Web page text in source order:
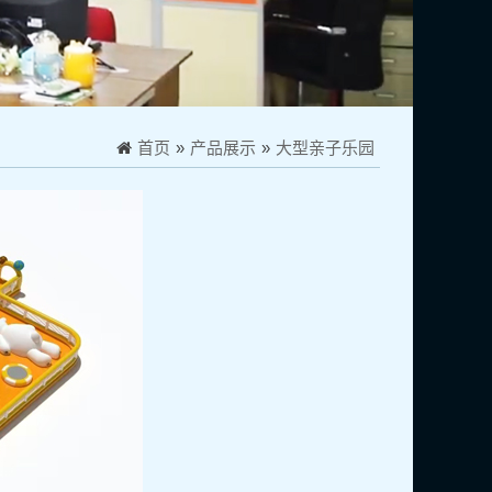
首页 » 产品展示 » 大型亲子乐园